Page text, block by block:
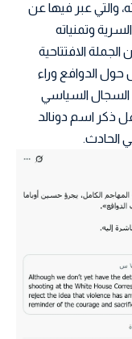
والتي عبر فيها عن
وتمنياته
الافتتاحية
حول الدوافع وراء
السجال السياسي
ذكر اسم دونالد
الحادث.